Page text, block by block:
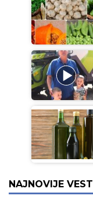
NAJNOVIJE VESTI